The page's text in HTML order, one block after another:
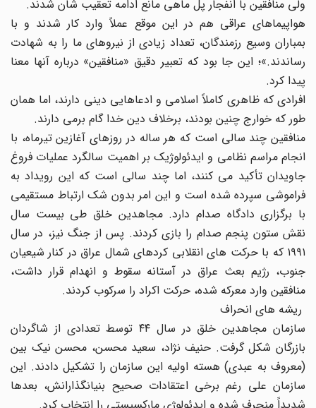
ولی منافقین با انفجار پل ماهی مانع ادامه تعقیب شان شدند.
هواپیماهای عراقی هم در این موقع عملاً وارد کار شدند و با
بمباران وسیع رزمندگان، تعداد زیادی از نیروهای ما را به شهادت
رساندند.»؛ این جا بود که تعبیر دقیق «منافقین» درباره آنها معنا
پیدا کرد.
افرادی که ظاهری کاملاً اسلامی و ادعاهایی دینی دارند، اما همان
طور که خوارج چنین بودند، برخلاف دین خدا گام برمی دارند.
منافقین چند سالی است که هر ساله در روزهای آغازین تیرماه، با
انجام مراسم نظامی و ایدئولوژیک بر اهمیت سالگرد عملیات فروغ
جاویدان تأکید می کنند، اما چند سالی است که این رویداد به
فراموشی سپرده شده است و این امر بدون شک ارتباط مستقیمی
با برگزاری دادگاه صدام دارد. مجاهدین خلق طی بیست سال
نقش ستون پنجم صدام را بازی کردند. پس از جنگ نیز، در سال
۱۹۹۱ که با حرکت های انقلابی کردهای شمال عراق در کنار شیعیان
جنوب، رژیم بعث عراق در آستانه سقوط و انهدام قرار داشت،
منافقین وارد معرکه شده، حرکت اکراد را سرکوب کردند.
ریشه های انحراف
سازمان مجاهدین خلق در سال ۴۴ توسط تعدادی از شاگردان
بازرگان شکل گرفت. حنیف نژاد، سعید محسن، محسن نیک بین
(معروف به عبدی) هسته اولیه این سازمان را تشکیل دادند. این
سازمان علی رغم برخی اعتقادات صحیح بنیانگذارانش، بعدها